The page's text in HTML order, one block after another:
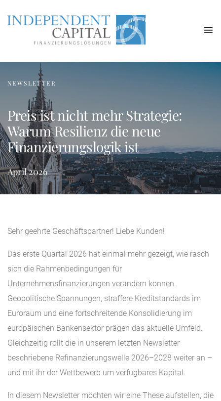
NEWSLETTER
Preis ist nicht mehr Strategie:
Warum Resilienz die neue
Finanzierungslogik ist
April 2026
Sehr geehrte Geschäftspartner! Liebe Kunden!
Das erste Quartal 2026 hat einmal mehr gezeigt, wie rasch
sich die Rahmenbedingungen für
Unternehmensfinanzierungen verändern können.
Geopolitische Spannungen, straffere Kreditstandards im
Euroraum und eine fortschreitende Konsolidierung im
europäischen Bankensektor prägen das aktuelle Umfeld.
Gleichzeitig rollt die in unserem letzten Newsletter
beschriebene Refinanzierungswelle 2026–2028 weiter an –
und mit ihr der Wettbewerb um verfügbares Kapital.
In diesem Newsletter möchten wir eine These aufstellen, die